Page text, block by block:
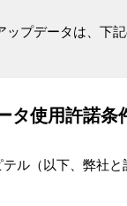
ップデータは、下
タ使用許諾条
ル（以下、弊社